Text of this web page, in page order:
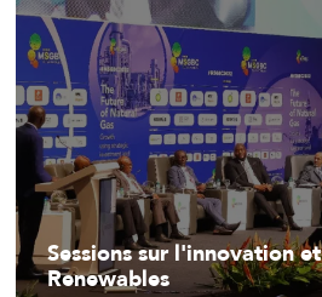
Sessions sur l'innovation et
Renewables